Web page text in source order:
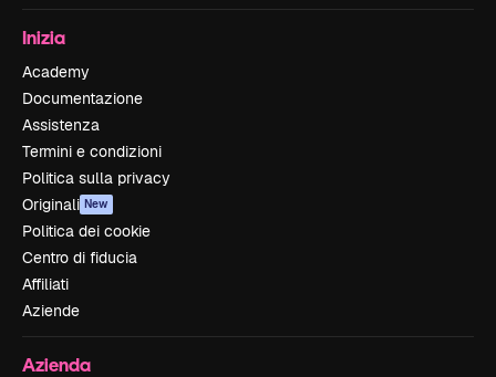
Inizia
Academy
Documentazione
Assistenza
Termini e condizioni
Politica sulla privacy
Originali New
Politica dei cookie
Centro di fiducia
Affiliati
Aziende
Azienda